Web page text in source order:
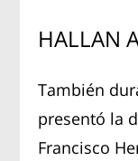
HALLAN
También
presentó la
Francisco